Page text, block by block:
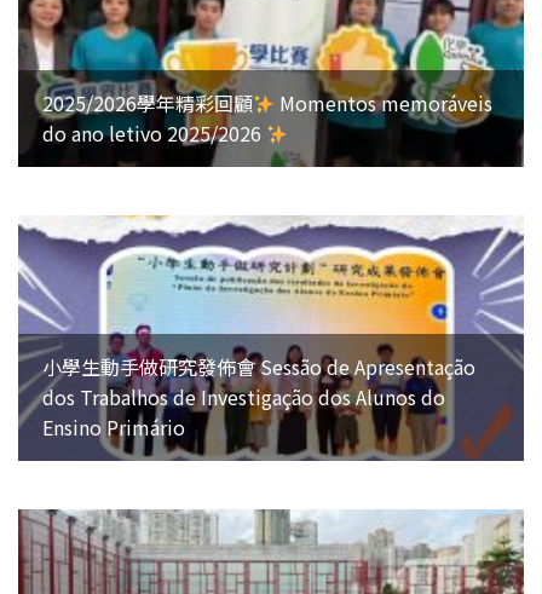
2025/2026學年精彩回顧
Momentos memoráveis
do ano letivo 2025/2026
小學生動手做研究發佈會 Sessão de Apresentação
dos Trabalhos de Investigação dos Alunos do
Ensino Primário